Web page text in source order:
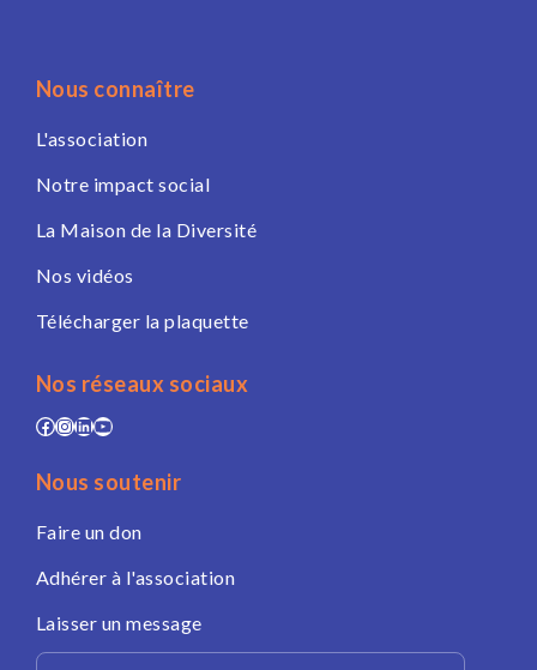
Nous connaître
L'association
Notre impact social
La Maison de la Diversité
Nos vidéos
Télécharger la plaquette
Nos réseaux sociaux
Facebook
Instagram
LinkedIn
YouTube
Nous soutenir
Faire un don
Adhérer à l'association
Laisser un message